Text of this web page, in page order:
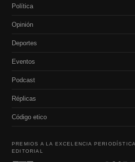
Política
Opinión
Deportes
Eventos
Podcast
Réplicas
Código etico
PREMIOS A LA EXCELENCIA
EDITORIAL